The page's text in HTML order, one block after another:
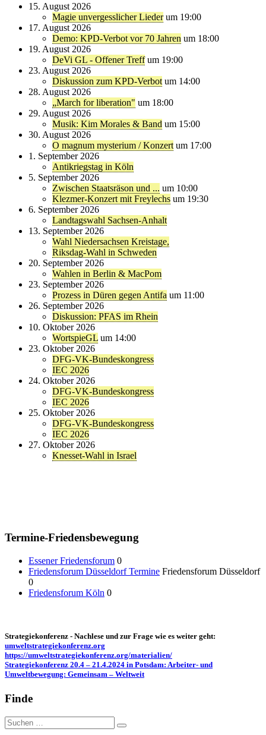
15. August 2026
Magie unvergesslicher Lieder um 19:00
17. August 2026
Demo: KPD-Verbot vor 70 Jahren um 18:00
19. August 2026
DeVi GL - Offener Treff um 19:00
23. August 2026
Diskussion zum KPD-Verbot um 14:00
28. August 2026
„March for liberation" um 18:00
29. August 2026
Musik: Kim Morales & Band um 15:00
30. August 2026
O magnum mysterium / Konzert um 17:00
1. September 2026
Antikriegstag in Köln
5. September 2026
Zwischen Staatsräson und ... um 10:00
Klezmer-Konzert mit Freylechs um 19:30
6. September 2026
Landtagswahl Sachsen-Anhalt
13. September 2026
Wahl Niedersachsen Kreistage,
Riksdag-Wahl in Schweden
20. September 2026
Wahlen in Berlin & MacPom
23. September 2026
Prozess in Düren gegen Antifa um 11:00
26. September 2026
Diskussion: PFAS im Rhein
10. Oktober 2026
WortspieGL um 14:00
23. Oktober 2026
DFG-VK-Bundeskongress
IEC 2026
24. Oktober 2026
DFG-VK-Bundeskongress
IEC 2026
25. Oktober 2026
DFG-VK-Bundeskongress
IEC 2026
27. Oktober 2026
Knesset-Wahl in Israel
Termine-Friedensbewegung
Essener Friedensforum 0
Friedensforum Düsseldorf Termine Friedensforum Düsseldorf
0
Friedensforum Köln 0
Strategiekonferenz - Nachlese und zur Frage wie es weiter geht:
umweltstrategiekonferenz.org
https://umweltstrategiekonferenz.org/materialien/
Strategiekonferenz 20.4 – 21.4.2024 in Potsdam: Arbeiter- und
Umweltbewegung: Gemeinsam – Weltweit
Finde
Suche
nach: